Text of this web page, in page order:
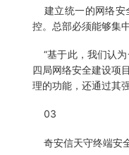
建立统一的网络安
控。总部必须能够集
“基于此，我们认为
四局网络安全建设项
理的功能，还通过其
03
奇安信天守终端安